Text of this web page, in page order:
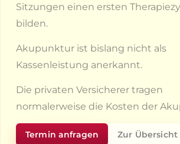
Sitzungen einen ersten
bilden.
Akupunktur ist bislang nicht als
Kassenleistung anerkannt.
Die privaten Versicherer tragen
normalerweise die Kosten der
Termin anfragen Zur Übersicht